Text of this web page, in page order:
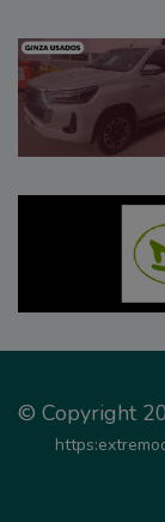
© Copyright